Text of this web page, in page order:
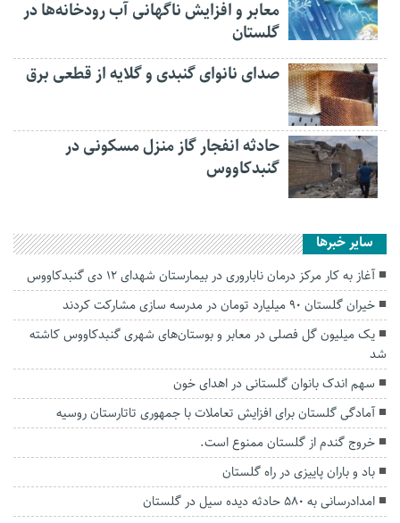
معابر و افزایش ناگهانی آب رودخانه‌ها در
گلستان
صدای نانوای گنبدی و گلایه از قطعی برق
حادثه انفجار گاز منزل مسکونی در
گنبدکاووس
سایر خبرها
آغاز به کار مرکز درمان ناباروری در بیمارستان شهدای ۱۲ دی گنبدکاووس
خیران گلستان ۹۰ میلیارد تومان در مدرسه سازی مشارکت کردند
یک میلیون گل فصلی در معابر و بوستان‌های شهری گنبدکاووس کاشته
شد
سهم اندک بانوان گلستانی در اهدای خون
آمادگی گلستان برای افزایش تعاملات با جمهوری تاتارستان روسیه
خروج گندم از گلستان ممنوع است.
باد و باران پاییزی در راه گلستان
امدادرسانی به ۵۸۰ حادثه دیده سیل در گلستان